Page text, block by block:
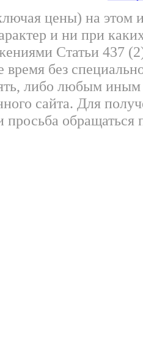
цены) на этом
и ни при
Статьи 437
без
либо любым
сайта. Для
просьба